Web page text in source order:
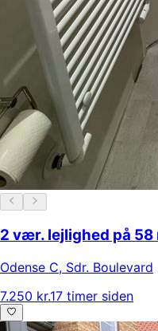
2 vær. lejlighed på 58
Odense C, Sdr. Boulevard
7.250 kr.17 timer siden